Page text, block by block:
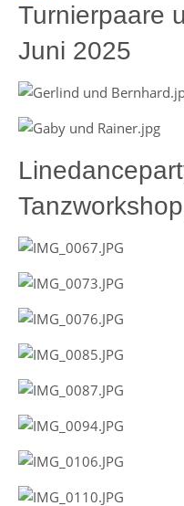
Turnierpaare
Juni 2025